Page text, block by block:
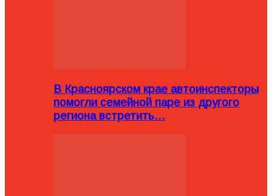
В Красноярском крае автоинспекторы
помогли семейной паре из другого
региона встретить…